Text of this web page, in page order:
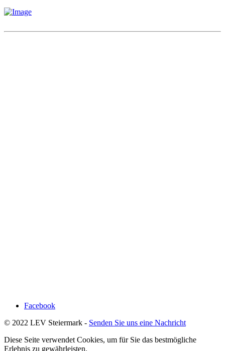
Facebook
© 2022 LEV Steiermark - Senden Sie uns eine Nachricht
Diese Seite verwendet Cookies, um für Sie das bestmögliche
Erlebnis zu gewährleisten.